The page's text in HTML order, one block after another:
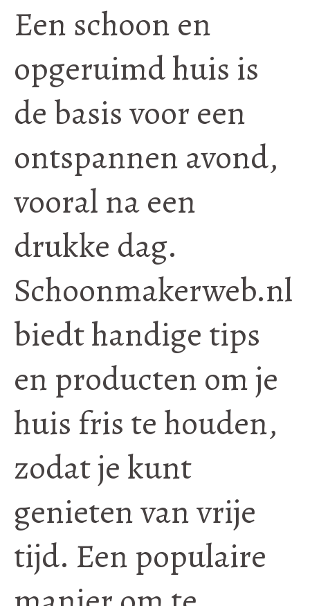
Een schoon en
opgeruimd huis is
de basis voor een
ontspannen avond,
vooral na een
drukke dag.
Schoonmakerweb.nl
biedt handige tips
en producten om je
huis fris te houden,
zodat je kunt
genieten van vrije
tijd. Een populaire